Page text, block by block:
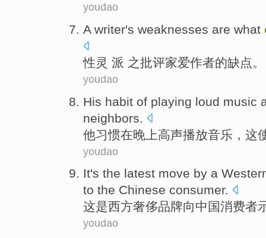
youdao
A writer's weaknesses are what
性灵 派 之批评家爱作者的缺点。
youdao
His habit of playing loud music
neighbors
他习惯在晚上高声播放音乐 ， 这
youdao
It's the latest move by a
to the Chinese consumer.
这是西方奢侈品牌向中国消费者
youdao